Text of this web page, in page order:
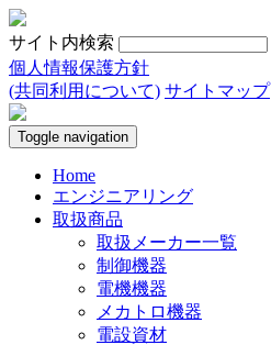
サイト内検索
個人情報保護方針
(共同利用について) サイトマップ
Toggle navigation
Home
エンジニアリング
取扱商品
取扱メーカー一覧
制御機器
電機機器
メカトロ機器
電設資材